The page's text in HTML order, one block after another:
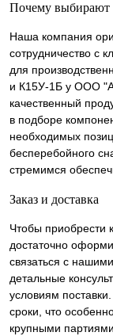
Почему
Наша компания
сотрудничество с
для
и К15У-1Б у ООО
качественный
в подборе
необходимых
бесперебойного
стремимся
Заказ и доставка
Чтобы приобрести
достаточно
связаться с
детальные
условиям
сроки, что
крупными